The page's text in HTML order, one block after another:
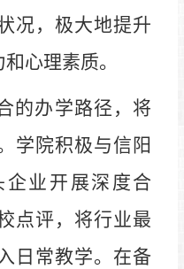
况，极大地提升
心理素质。
的办学路径，将
学院积极与信阳
业开展深度合
点评，将行业最
日常教学。在备